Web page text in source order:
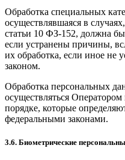
Обработка специальных
осуществлявшаяся в
статьи 10 ФЗ-152, должна
если устранены причины,
их обработка, если иное не
законом.
Обработка персональных
осуществляться
порядке, которые
федеральными законами.
3.6. Биометрические